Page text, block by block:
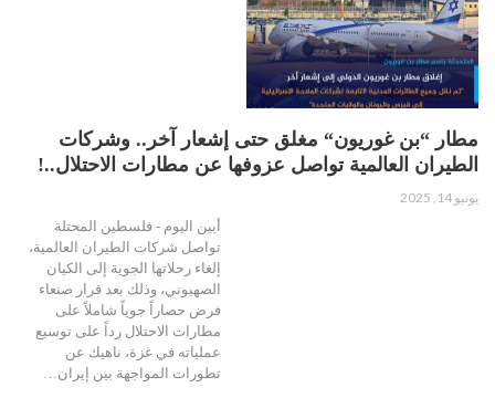
مطار “بن غوريون“ مغلق حتى إشعار آخر.. وشركات
الطيران العالمية تواصل عزوفها عن مطارات الاحتلال..!
يونيو 14, 2025
أبين اليوم - فلسطين المحتلة
تواصل شركات الطيران العالمية،
إلغاء رحلاتها الجوية إلى الكيان
الصهيوني، وذلك بعد قرار صنعاء
فرض حصاراً جوياً شاملاً على
مطارات الاحتلال رداً على توسيع
عملياته في غزة، ناهيك عن
تطورات المواجهة بين إيران…